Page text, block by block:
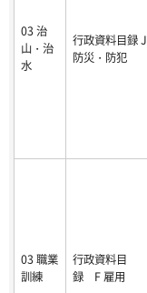
03 治
山・治
水
行政資料目録 J
防災・防犯
03 職業
訓練
行政資料目
録 F 雇用